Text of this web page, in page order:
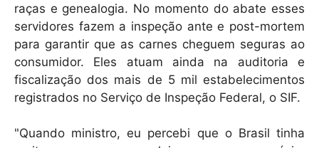
raças e genealogia. No momento do abate esses
servidores fazem a inspeção ante e post-mortem
para garantir que as carnes cheguem seguras ao
consumidor. Eles atuam ainda na auditoria e
fiscalização dos mais de 5 mil estabelecimentos
registrados no Serviço de Inspeção Federal, o SIF.
"Quando ministro, eu percebi que o Brasil tinha